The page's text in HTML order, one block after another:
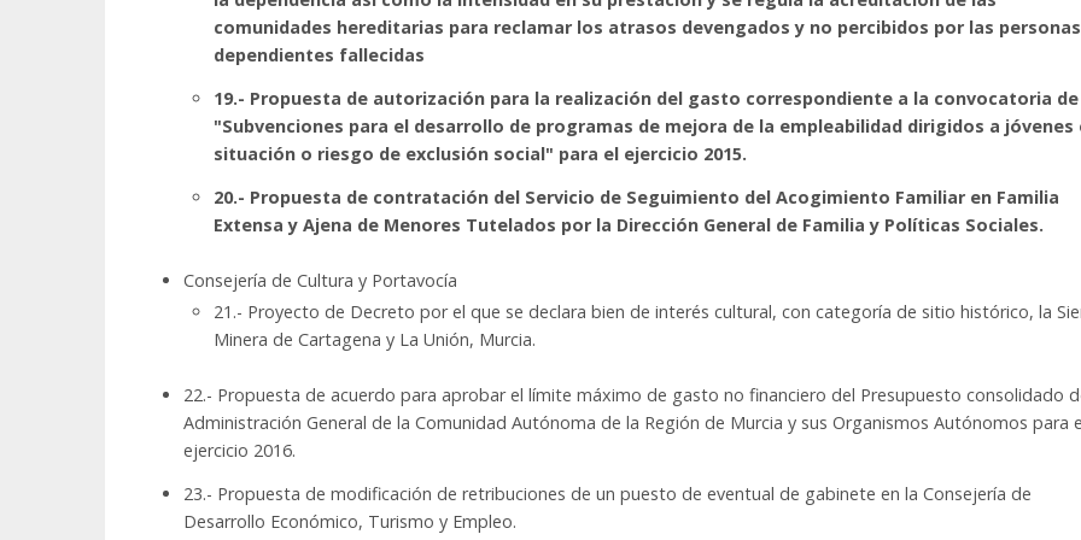
comunidades hereditarias para reclamar los atrasos devengados y no percibidos por las personas
dependientes fallecidas
19.- Propuesta de autorización para la realización del gasto correspondiente a la convocatoria
"Subvenciones para el desarrollo de programas de mejora de la empleabilidad dirigidos a jóvenes
situación o riesgo de exclusión social" para el ejercicio 2015.
20.- Propuesta de contratación del Servicio de Seguimiento del Acogimiento Familiar en Familia
Extensa y Ajena de Menores Tutelados por la Dirección General de Familia y Políticas Sociales.
Consejería de Cultura y Portavocía
21.- Proyecto de Decreto por el que se declara bien de interés cultural, con categoría de sitio histórico, la
Minera de Cartagena y La Unión, Murcia.
22.- Propuesta de acuerdo para aprobar el límite máximo de gasto no financiero del Presupuesto consolidado
Administración General de la Comunidad Autónoma de la Región de Murcia y sus Organismos Autónomos para
ejercicio 2016.
23.- Propuesta de modificación de retribuciones de un puesto de eventual de gabinete en la Consejería de
Desarrollo Económico, Turismo y Empleo.